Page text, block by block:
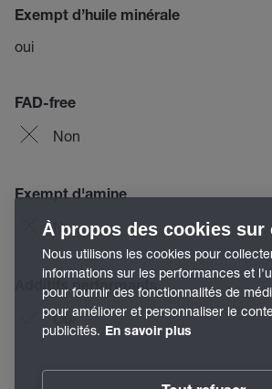
Exempt d’huile minérale
oui
FAD-free
Non
Exempt d'amine
Non
Additifs performants
Oui
À propos des cookies sur
Nous utilisons les cookies pour
informations sur les performances et
pour fournir des fonctionnalités de
pour améliorer et personnaliser le
publicités. En savoir plus